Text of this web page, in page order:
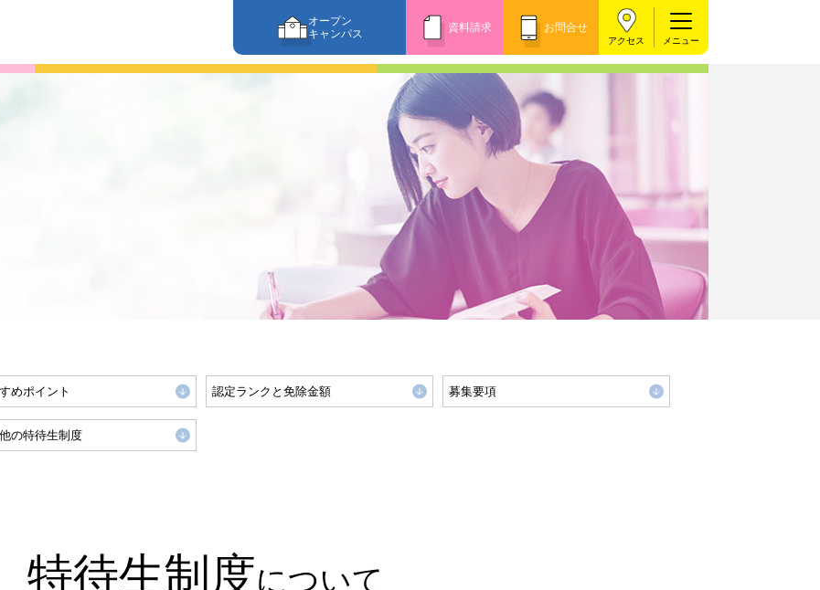
オープン
キャンパス
資料請求 お問合せ
アクセス
めポイント 認定ランクと免除金額 募集要項
の特待生制度
特待生制度について